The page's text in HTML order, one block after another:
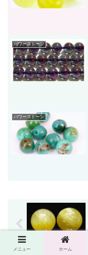
パワーストーン
パワーストーン
メニュー ホーム